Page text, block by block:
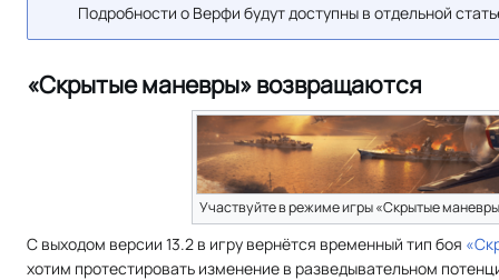
Подробности о Верфи будут доступны в отдельной
«Скрытые маневры» возвращаются
Участвуйте в режиме игры «Скрытые
С выходом версии 13.2 в игру вернётся временный тип боя
хотим протестировать изменение в разведывательном